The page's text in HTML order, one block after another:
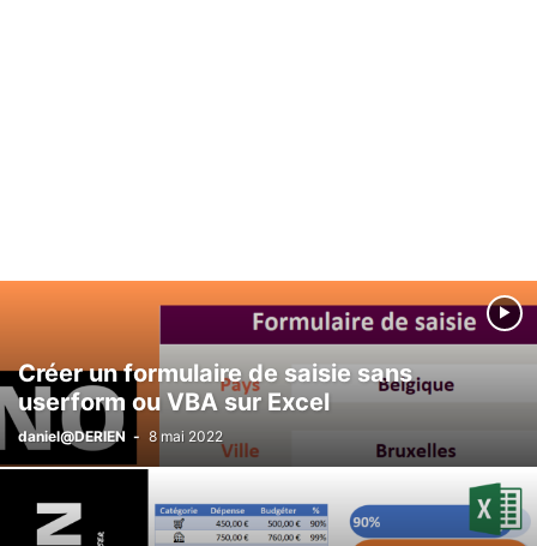
Créer un formulaire de saisie sans
userform ou VBA sur Excel
daniel@DERIEN - 8 mai 2022